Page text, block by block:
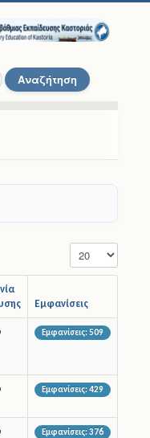
Αναζήτηση
Εμφανίσεις
Εμφανίσεις: 509
Εμφανίσεις: 429
Εμφανίσεις: 376